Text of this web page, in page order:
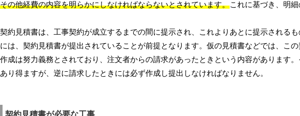
その他経費の内容を明らかにしなければならないとされています。これに基づき、明
契約見積書は、工事契約が成立するまでの間に提示され、これよりあとに提示される
には、契約見積書が提出されていることが前提となります。仮の見積書などでは、こ
作成は努力義務とされており、注文者からの請求があったときという内容があります
あり得ますが、逆に請求したときには必ず作成し提出しなければなりません。